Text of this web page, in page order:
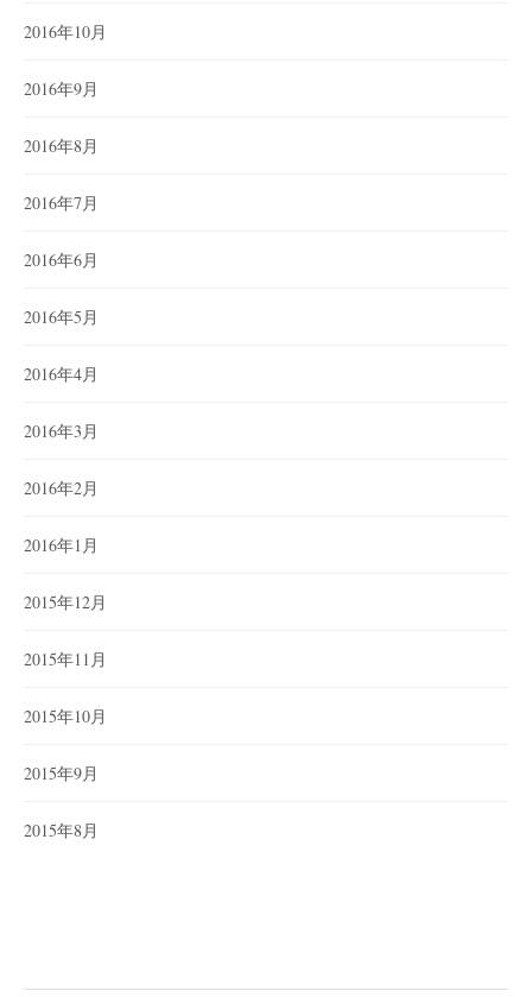
2016年10月
2016年9月
2016年8月
2016年7月
2016年6月
2016年5月
2016年4月
2016年3月
2016年2月
2016年1月
2015年12月
2015年11月
2015年10月
2015年9月
2015年8月